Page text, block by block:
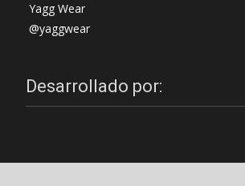
Yagg Wear
@yaggwear
Desarrollado por: